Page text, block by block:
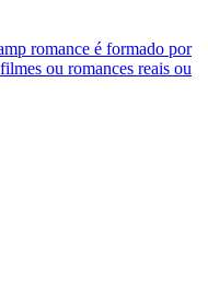
romance é formado por
ou romances reais ou